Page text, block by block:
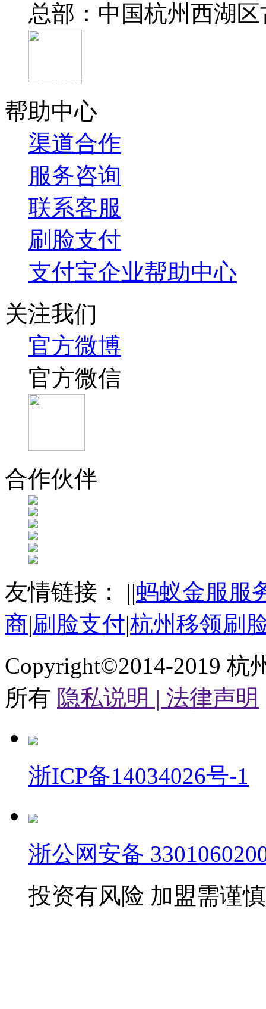
总部：中国杭州西湖
官方抖音
帮助中心
渠道合作
服务咨询
联系客服
刷脸支付
支付宝企业帮助中心
关注我们
官方微博
官方微信
合作伙伴
友情链接： ||蚂蚁金服服
商|刷脸支付|杭州移领刷
Copyright©2014-2019 杭
所有 隐私说明 | 法律声明
浙ICP备14034026号-1
浙公网安备
投资有风险 加盟需谨慎